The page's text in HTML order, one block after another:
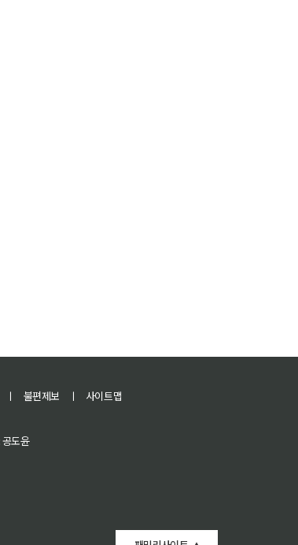
ㅣ 불편제보 ㅣ
사이트맵
도윤